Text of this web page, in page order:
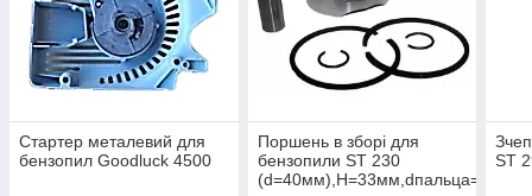
Стартер металевий для
бензопил Goodluck 4500
Поршень в зборі для
бензопили ST 230
(d=40мм),H=33мм,dпальца=10мм
ST